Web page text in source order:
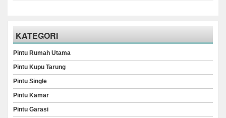
KATEGORI
Pintu Rumah Utama
Pintu Kupu Tarung
Pintu Single
Pintu Kamar
Pintu Garasi